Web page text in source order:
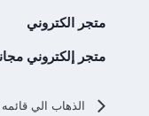
متجر الكتروني
متجر إلكتروني
الذهاب الي